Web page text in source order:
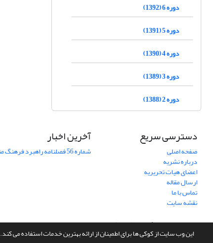
این وب سایت از کوکی ها برای اطمینان از ارائه بهترین خدمات استفاده می کند.
دوره 6 (1392)
دوره 5 (1391)
دوره 4 (1390)
دوره 3 (1389)
دوره 2 (1388)
دسترسی سریع
صفحه اصلی
درباره نشریه
اعضای هیات تحریریه
ارسال مقاله
تماس با ما
نقشه سایت
آخرین اخبار
شماره 56 فصلنامه راهبرد فرهنگ منتشر شد
سامانه مدیریت نشریات علمی.طراحی و پیاده سازی ازسیناوب